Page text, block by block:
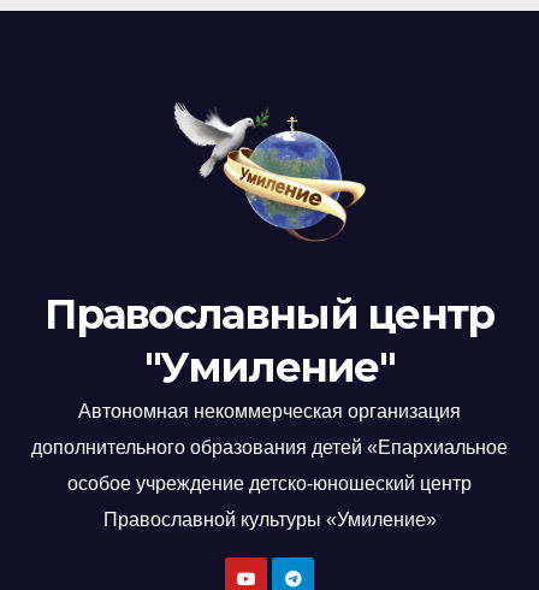
Православный центр
"Умиление"
Автономная некоммерческая организация
дополнительного образования детей «Епархиальное
особое учреждение детско-юношеский центр
Православной культуры «Умиление»